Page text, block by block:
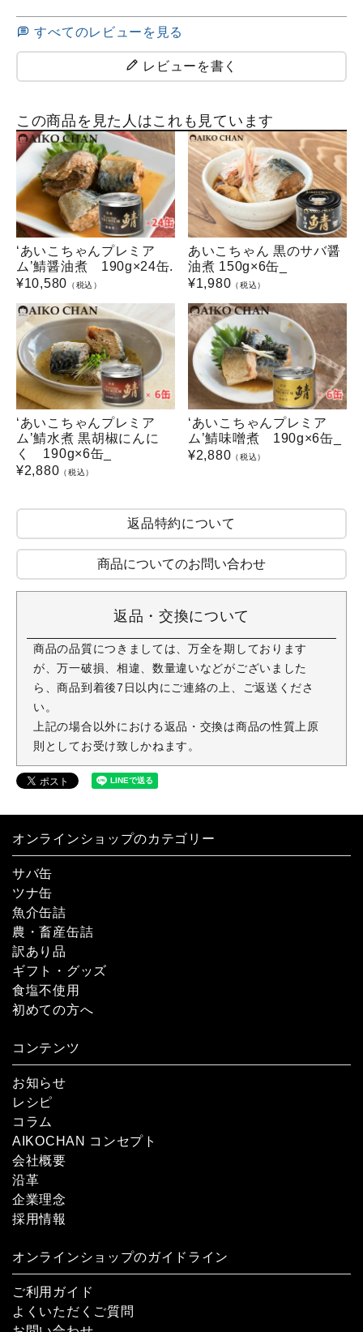
すべてのレビューを見る
レビューを書く
この商品を見た人はこれも見ています
‘あいこちゃんプレミア
ム’鯖醤油煮 190g×24缶.
¥10,580 （税込）
あいこちゃん 黒のサバ醤
油煮 150g×6缶_
¥1,980 （税込）
‘あいこちゃんプレミア
ム’鯖水煮 黒胡椒にんに
く 190g×6缶_
¥2,880 （税込）
‘あいこちゃんプレミア
ム’鯖味噌煮 190g×6缶_
¥2,880 （税込）
返品特約について
商品についてのお問い合わせ
返品・交換について
商品の品質につきましては、万全を期しております
が、万一破損、相違、数量違いなどがございました
ら、商品到着後7日以内にご連絡の上、ご返送くださ
い。
上記の場合以外における返品・交換は商品の性質上原
則としてお受け致しかねます。
オンラインショップのカテゴリー
サバ缶
ツナ缶
魚介缶詰
農・畜産缶詰
訳あり品
ギフト・グッズ
食塩不使用
初めての方へ
コンテンツ
お知らせ
レシピ
コラム
AIKOCHAN コンセプト
会社概要
沿革
企業理念
採用情報
オンラインショップのガイドライン
ご利用ガイド
よくいただくご質問